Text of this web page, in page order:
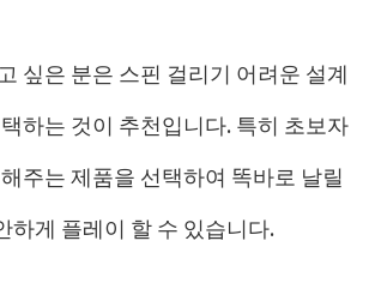
싶은 분은 스핀 걸리기 어려운 설계
하는 것이 추천입니다. 특히 초보자
주는 제품을 선택하여 똑바로 날릴
하게 플레이 할 수 있습니다.